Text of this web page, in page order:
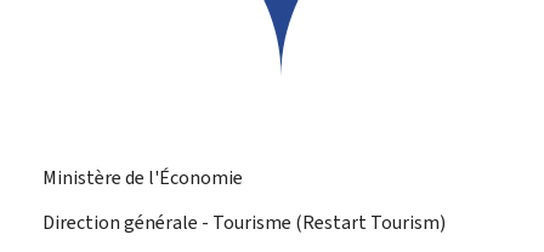
Ministère de l'Économie
Direction générale - Tourisme (Restart Tourism)